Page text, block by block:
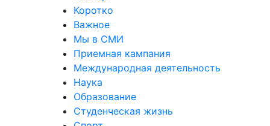
Коротко
Важное
Мы в СМИ
Приемная кампания
Международная деятельность
Наука
Образование
Студенческая жизнь